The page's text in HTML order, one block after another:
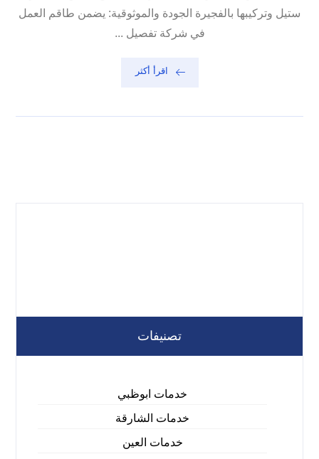
ستيل وتركيبها بالفجيرة الجودة والموثوقية: يضمن طاقم العمل
في شركة تفصيل ...
اقرأ أكثر
تصنيفات
خدمات ابوظبي
خدمات الشارقة
خدمات العين